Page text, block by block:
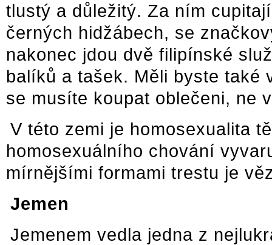
tlustý a důležitý. Za ním
černých hidžábech, se
nakonec jdou dvě filipínské
balíků a tašek. Měli byste také
se musíte koupat oblečeni, ne
V této zemi je homosexualita
homosexuálního chování
mírnějšími formami trestu je
Jemen
Jemenem vedla jedna z